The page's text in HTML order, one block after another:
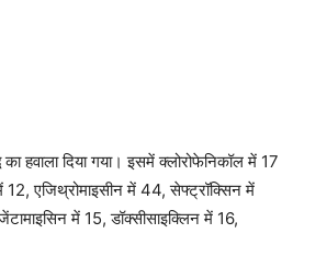
हवाला दिया गया। इसमें क्लोरोफेनिकॉल में 17
12, एजिथ्रोमाइसीन में 44, सेफ्ट्रॉक्सिन में
में 15, डॉक्सीसाइक्लिन में 16,